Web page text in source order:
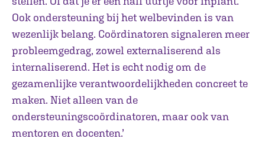
Ook ondersteuning bij het welbevinden is van
wezenlijk belang. Coördinatoren signaleren meer
probleemgedrag, zowel externaliserend als
internaliserend. Het is echt nodig om de
gezamenlijke verantwoordelijkheden concreet te
maken. Niet alleen van de
ondersteuningscoördinatoren, maar ook van
mentoren en docenten.’